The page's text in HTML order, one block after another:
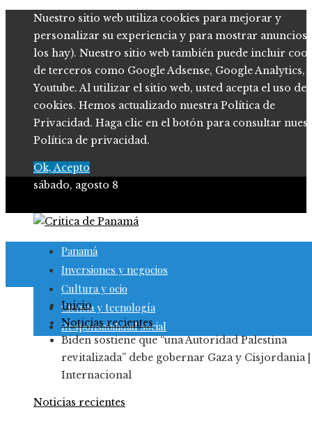
Nuestro sitio web utiliza cookies para mejorar y
personalizar su experiencia y para mostrar anuncios
los hay). Nuestro sitio web también puede incluir
de terceros como Google Adsense, Google Analytics,
Youtube. Al utilizar el sitio web, usted acepta el uso de
cookies. Hemos actualizado nuestra Política de
Privacidad. Haga clic en el botón para consultar
Política de privacidad.
Ok, Acepto
sábado, agosto 8
Panamá
Inversiones y negocios
Cultura y ocio
Ciencia y tecnología
Responsabilidad social
Inicio
Noticias recientes
Biden sostiene que “una Autoridad Palestina
revitalizada” debe gobernar Gaza y Cisjordania |
Internacional
Noticias recientes